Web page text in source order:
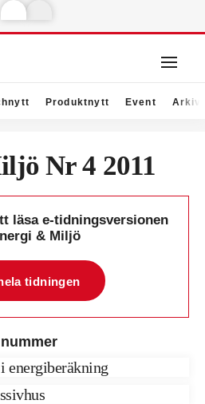
Produktnytt Event Arkiv
Nr 4 2011
läsa e-tidningsversionen
& Miljö
tidningen
energiberäkning